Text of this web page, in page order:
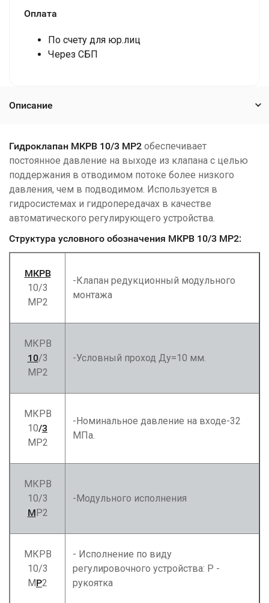
Оплата
По счету для юр.лиц
Через СБП
Описание
Гидроклапан МКРВ 10/3 МР2 обеспечивает
постоянное давление на выходе из клапана с целью
поддержания в отводимом потоке более низкого
давления, чем в подводимом. Используется в
гидросистемах и гидропередачах в качестве
автоматического регулирующего устройства.
Структура условного обозначения МКРВ 10/3 МР2:
МКРВ
10/3
МР2
-Клапан редукционный модульного
монтажа
МКРВ
10/3
МР2
-Условный проход Ду=10 мм.
МКРВ
10/3
МР2
-Номинальное давление на входе-32
МПа.
МКРВ
10/3
МР2
-Модульного исполнения
МКРВ
10/3
МР2
- Исполнение по виду
регулировочного устройства: Р -
рукоятка